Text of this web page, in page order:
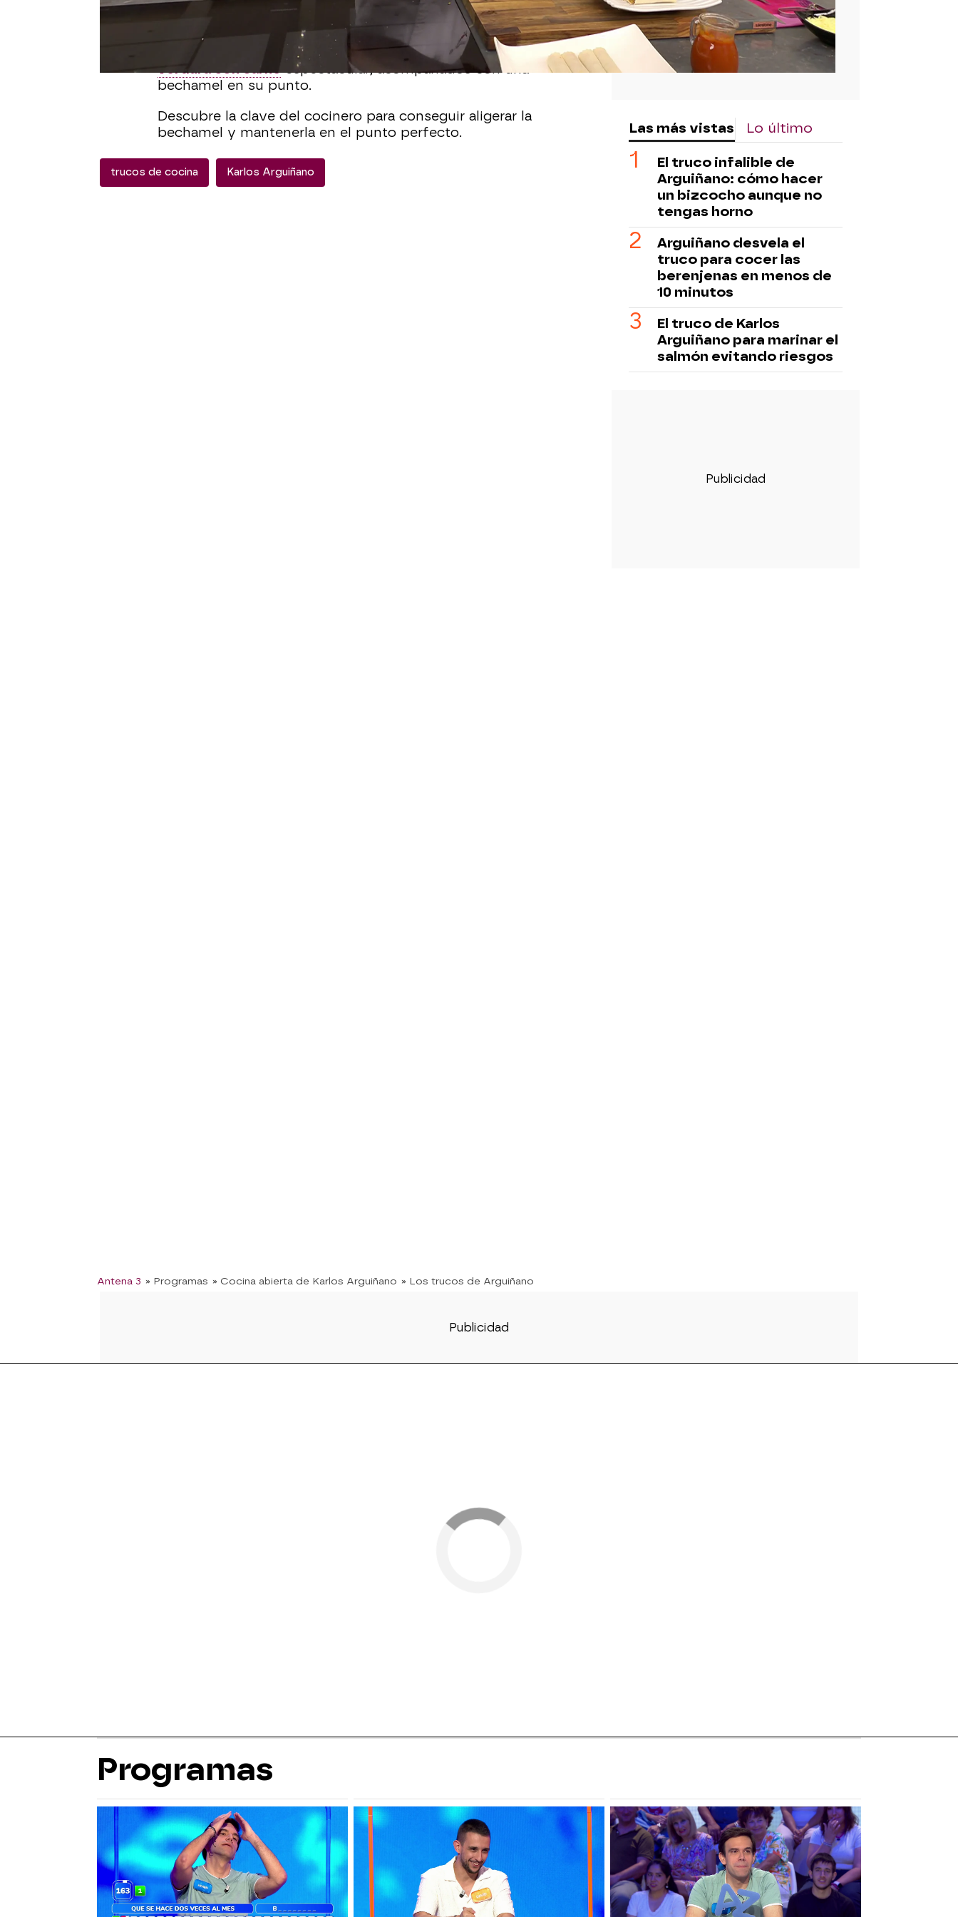
unas ricas croquetas, hasta un plato de pasta o un revuelto de
ha elaborado unareceta de canelones de
verdura con carneespectacular, acompañados con una
bechamel en su punto.
Descubre la clave del cocinero para conseguir aligerar la
bechamel y mantenerla en el punto perfecto.
trucos de cocina Karlos Arguiñano
Antena 3 » Programas » Cocina abierta de Karlos Arguiñano » Los trucos de Arguiñano
Las más vistas Lo último
El truco infalible de
Arguiñano: cómo hacer
un bizcocho aunque no
tengas horno
Arguiñano desvela el
truco para cocer las
berenjenas en menos de
10 minutos
El truco de Karlos
Arguiñano para marinar el
salmón evitando riesgos
Programas